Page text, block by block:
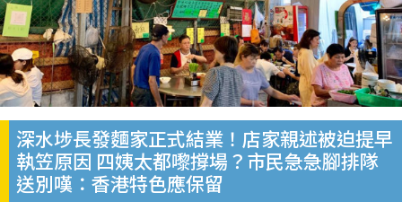
深水埗長發麵家正式結業！店家親述被迫提早
執笠原因 四姨太都嚟撐場？市民急急腳排隊
送別嘆：香港特色應保留